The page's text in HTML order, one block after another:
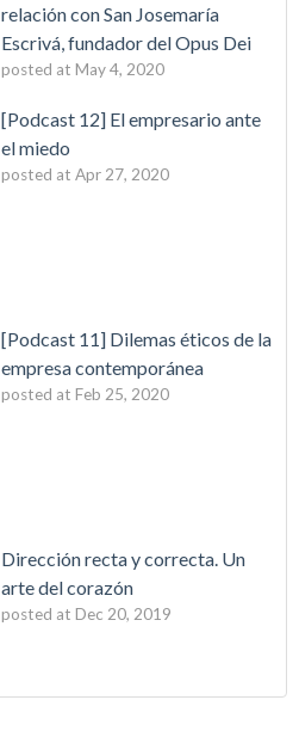
relación con San Josemaría
Escrivá, fundador del Opus Dei
posted at May 4, 2020
[Podcast 12] El empresario ante
el miedo
posted at Apr 27, 2020
[Podcast 11] Dilemas éticos de la
empresa contemporánea
posted at Feb 25, 2020
Dirección recta y correcta. Un
arte del corazón
posted at Dec 20, 2019